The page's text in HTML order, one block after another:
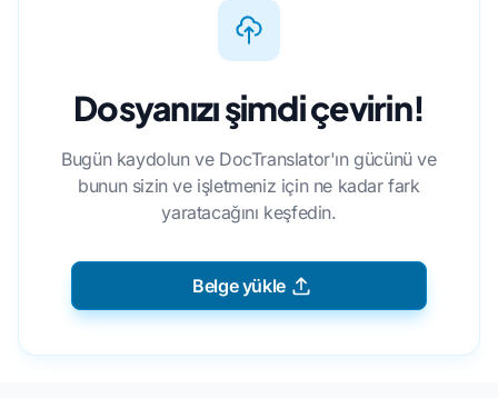
Dosyanızı şimdi çevirin!
Bugün kaydolun ve DocTranslator'ın gücünü ve
bunun sizin ve işletmeniz için ne kadar fark
yaratacağını keşfedin.
Belge yükle